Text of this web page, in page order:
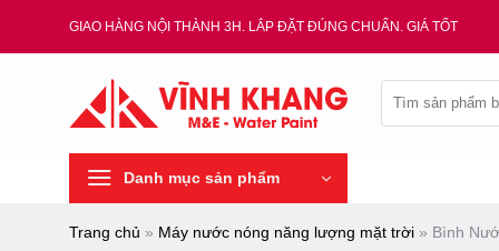
GIAO HÀNG NỘI THÀNH 3H. LẮP ĐẶT ĐÚNG CHUẨN. GIÁ TỐT
kiếm:
Danh mục sản phẩm
Trang chủ » Máy nước nóng năng lượng mặt trời » Bình